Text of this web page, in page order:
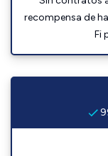
recompensa de
Fi